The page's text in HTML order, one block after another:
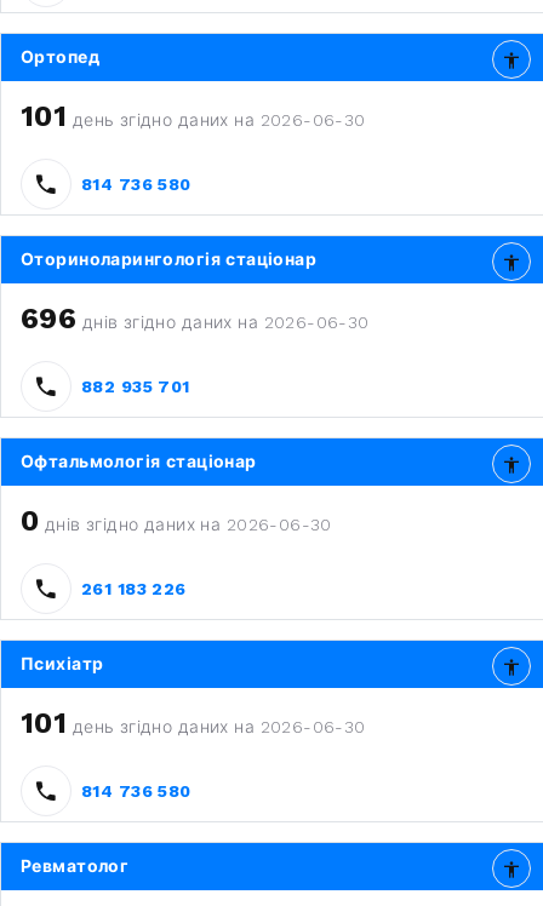
Ортопед
101 день згідно даних на 2026-06-30
814 736 580
Оториноларингологія стаціонар
696 днів згідно даних на 2026-06-30
882 935 701
Офтальмологія стаціонар
0 днів згідно даних на 2026-06-30
261 183 226
Психіатр
101 день згідно даних на 2026-06-30
814 736 580
Ревматолог